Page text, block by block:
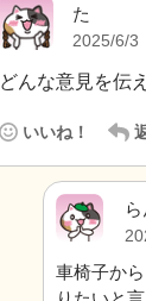
た
2025/6/3
どんな意見を伝
いいね！
車椅子か